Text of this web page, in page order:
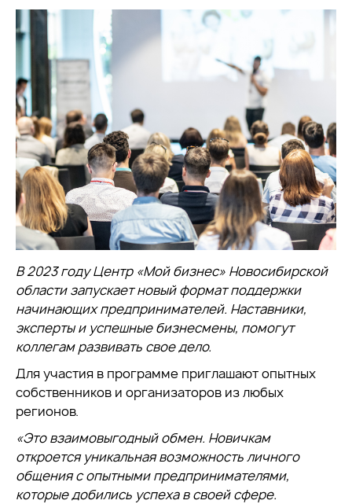
В 2023 году Центр «Мой бизнес» Новосибирской
области запускает новый формат поддержки
начинающих предпринимателей. Наставники,
эксперты и успешные бизнесмены, помогут
коллегам развивать свое дело.
Для участия в программе приглашают опытных
собственников и организаторов из любых
регионов.
«Это взаимовыгодный обмен. Новичкам
откроется уникальная возможность личного
общения с опытными предпринимателями,
которые добились успеха в своей сфере.